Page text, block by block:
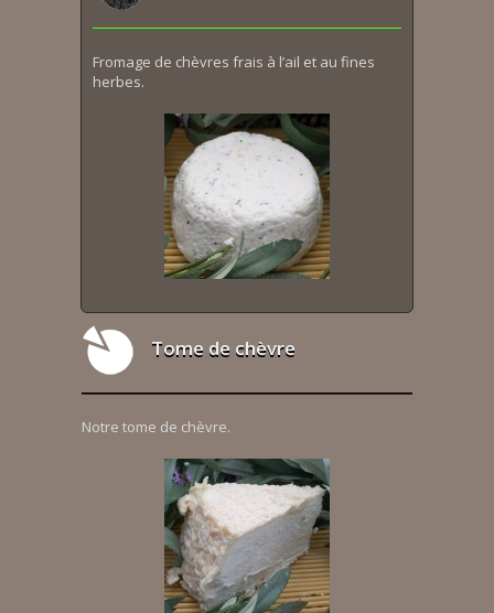
Fromage de chèvres frais à l’ail et au fines
herbes.
Tome de chèvre
Notre tome de chèvre.